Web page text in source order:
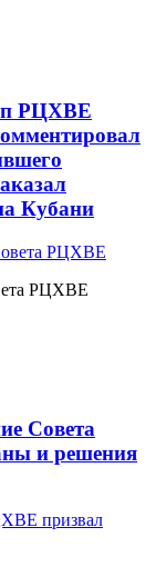
РЦХВЕ
Кубани
РЦХВЕ
Совета
и решения